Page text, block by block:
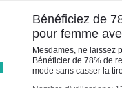
Bénéficiez de
pour femme
Mesdames, ne laissez
Bénéficier de 78% de
mode sans casser la